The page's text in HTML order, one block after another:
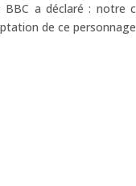
a déclaré : notre
de ce